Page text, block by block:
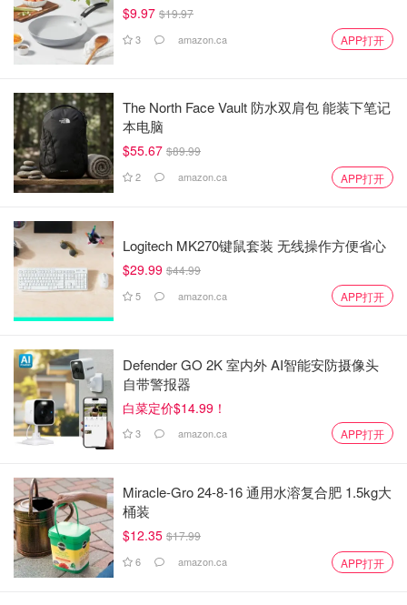
$9.97 $19.97
3 amazon.ca APP打开
The North Face Vault 防水双肩包 能装下笔记
本电脑
$55.67 $89.99
2 amazon.ca APP打开
Logitech MK270键鼠套装 无线操作方便省心
$29.99 $44.99
5 amazon.ca APP打开
Defender GO 2K 室内外 AI智能安防摄像头
自带警报器
白菜定价$14.99！
3 amazon.ca APP打开
Miracle-Gro 24-8-16 通用水溶复合肥 1.5kg大
桶装
$12.35 $17.99
6 amazon.ca APP打开